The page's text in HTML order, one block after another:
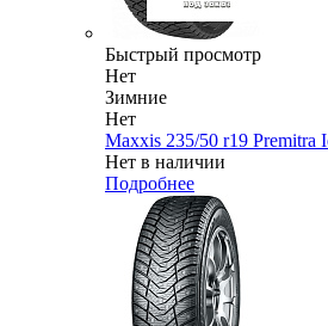
Быстрый просмотр
Нет
Зимние
Нет
Maxxis 235/50 r19 Premitra
Нет в наличии
Подробнее